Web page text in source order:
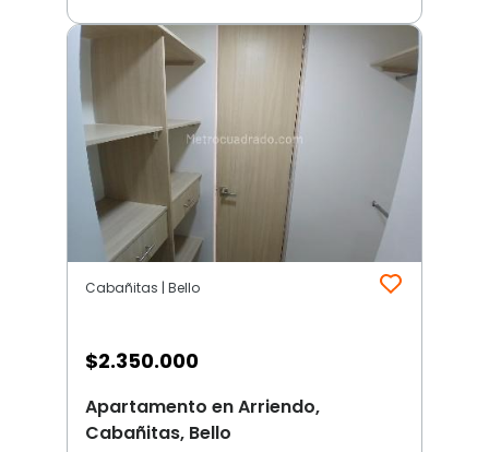
Cabañitas | Bello
$2.350.000
Apartamento en Arriendo,
Cabañitas, Bello